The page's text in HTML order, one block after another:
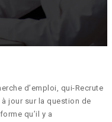
d’emploi, qui-Recrute
jour sur la question de
qu’il y a